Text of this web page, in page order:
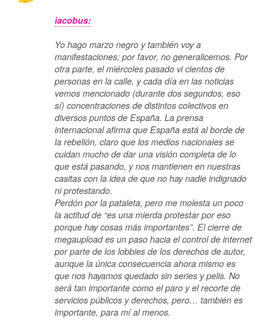
iacobus:
Yo hago marzo negro y también voy a
manifestaciones; por favor, no generalicemos. Por
otra parte, el miércoles pasado vi cientos de
personas en la calle, y cada día en las noticias
vemos mencionado (durante dos segundos, eso
sí) concentraciones de distintos colectivos en
diversos puntos de España. La prensa
internacional afirma que España está al borde de
la rebelión, claro que los medios nacionales se
cuidan mucho de dar una visión completa de lo
que está pasando, y nos mantienen en nuestras
casitas con la idea de que no hay nadie indignado
ni protestando.
Perdón por la pataleta, pero me molesta un poco
la actitud de “es una mierda protestar por eso
porque hay cosas más importantes”. El cierre de
megaupload es un paso hacia el control de internet
por parte de los lobbies de los derechos de autor,
aunque la única consecuencia ahora mismo es
que nos hayamos quedado sin series y pelis. No
será tan importante como el paro y el recorte de
servicios públicos y derechos, pero… también es
importante, para mí al menos.